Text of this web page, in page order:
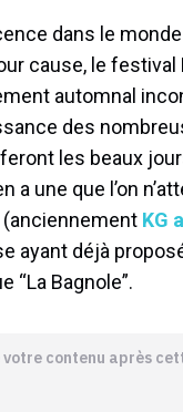
dans le
cause, le festival
automnal
des
les beaux
a une que l’on
KG
ayant déjà
“La Bagnole”.
votre contenu après